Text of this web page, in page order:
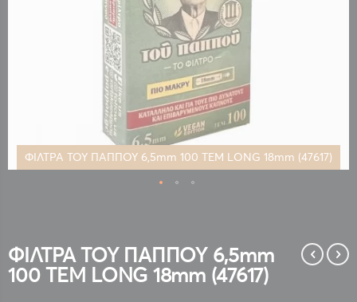
ΦΙΛΤΡΑ ΤΟΥ ΠΑΠΠΟΥ 6,5mm 100 ΤΕΜ LONG 18mm (47617)
της
συλλογής
εικόνων
ΦΙΛΤΡΑ ΤΟΥ ΠΑΠΠΟΥ 6,5mm
100 ΤΕΜ LONG 18mm (47617)